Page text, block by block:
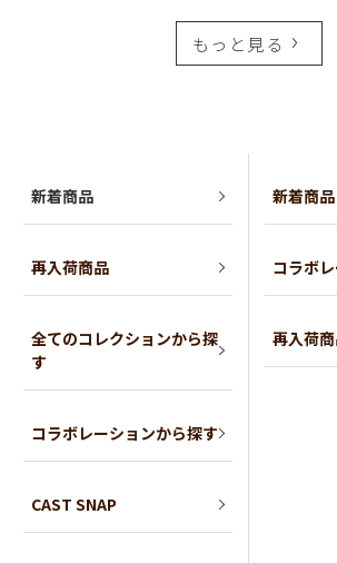
もっと見る
新着商品
再入荷商品
全てのコレクションから探
す
コラボレーションから探す
CAST SNAP
新着商品
コラボ
再入荷